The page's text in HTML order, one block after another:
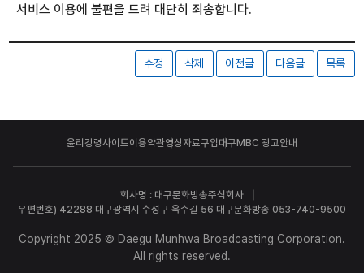
서비스 이용에 불편을 드려 대단히 죄송합니다.
수정 삭제 이전글 다음글 목록
윤리강령사이트이용약관영상자료구입 대구MBC 광고안내
회사명 : 대구문화방송주식회사
우편번호) 42288 대구광역시 수성구 욱수길 56 대구문화방송 053-740-9500
Copyright 2025 © Daegu Munhwa Broadcasting Corporation.
All rights reserved.